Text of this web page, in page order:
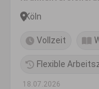
Köln
Vollzeit
Flexible
18.07.2026